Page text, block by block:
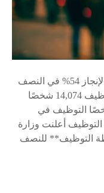
النقاط الرئيسية النقطة التفاصيل نسبة الإنجاز 54% في النصف
الأول من 2024 عدد المستفيدين من التوظيف 14,074 شخصًا
في القطاع الحكومي 6,963 شخصًا التوظيف في
خطة التوظيف أعلنت وزارة
التوظيف** للنصف